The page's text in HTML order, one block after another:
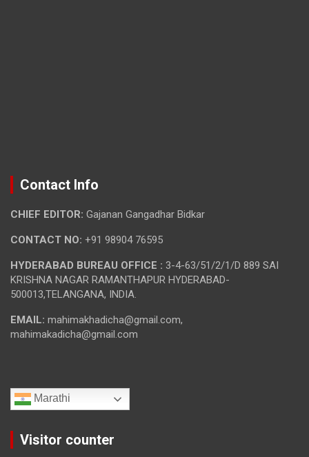
Contact Info
CHIEF EDITOR: Gajanan Gangadhar Bidkar
CONTACT NO: +91 98904 76595
HYDERABAD BUREAU OFFICE : 3-4-63/51/2/1/D 889 SAI
KRISHNA NAGAR RAMANTHAPUR HYDERABAD-
500013,TELANGANA, INDIA.
EMAIL: mahimakhadicha@gmail.com,
mahimakadicha@gmail.com
Marathi
Visitor counter